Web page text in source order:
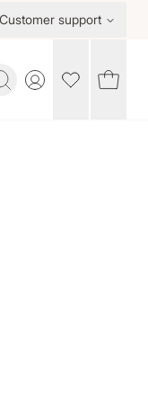
Customer support
Toggle account